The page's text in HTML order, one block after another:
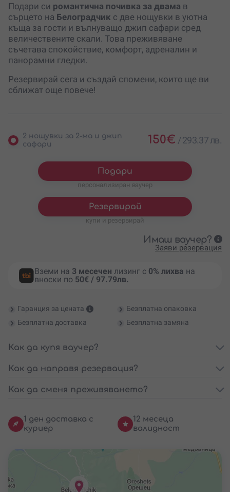
Подари си романтична почивка за двама в
сърцето на Белоградчик с две нощувки в уютна
къща за гости и вълнуващо джип сафари сред
величествените скали. Това преживяване
съчетава спокойствие, комфорт, адреналин и
панорамни гледки.
Резервирай сега и създай спомени, които ще ви
сближат още повече!
2 нощувки за 2-ма и джип
сафари
150€ /293.37 лв.
Подари
персонализиран ваучер
Резервирай
купи и резервирай
Имаш ваучер?
Заяви резервация
Вземи на 3 месечен лизинг с 0% лихва на
вноски по 50€ / 97.79лв.
Гаранция за цената
Безплатна опаковка
Безплатна доставка
Безплатна замяна
Как да купя ваучер?
Как да направя резервация?
Как да сменя преживяването?
1 ден доставка с
куриер
12 месеца
валидност